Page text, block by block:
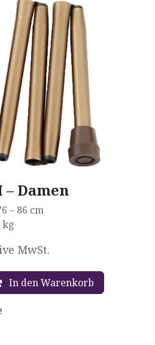
Damen
– 86 cm
kg
MwSt.
In den Warenkorb